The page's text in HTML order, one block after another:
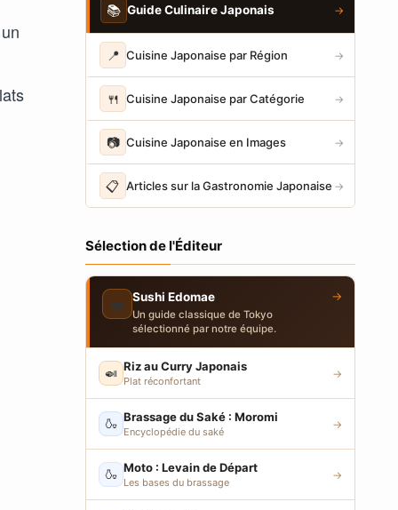
📚 Guide Culinaire Japonais →
📍 Cuisine Japonaise par Région →
🍴 Cuisine Japonaise par Catégorie →
📷 Cuisine Japonaise en Images →
📋 Articles sur la Gastronomie Japonaise →
Sélection de l'Éditeur
🍣 Sushi Edomae
Un guide classique de Tokyo
sélectionné par notre équipe.
→
🍛 Riz au Curry Japonais
Plat réconfortant
→
🍶 Brassage du Saké : Moromi
Encyclopédie du saké
→
🍶 Moto : Levain de Départ
Les bases du brassage
→